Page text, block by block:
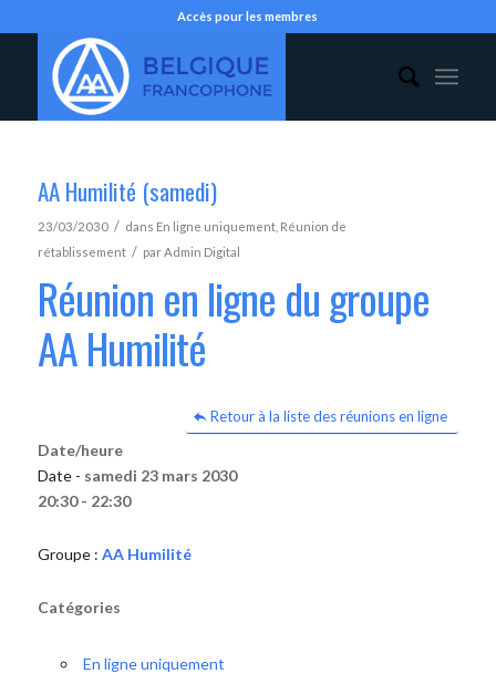
Accès pour les membres
AA Humilité (samedi)
23/03/2030 / dans En ligne uniquement, Réunion de
rétablissement / parAdmin Digital
Réunion en ligne du groupe
AA Humilité
Retour à la liste des réunions en ligne
Date/heure
Date - samedi 23 mars 2030
20:30 - 22:30
Groupe : AA Humilité
Catégories
En ligne uniquement